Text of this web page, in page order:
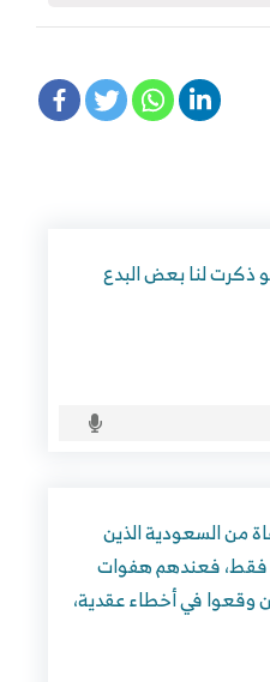
لنا بعض البدع
من السعودية الذين
فقط، فعندهم هفوات
وقعوا في أخطاء عقدية،